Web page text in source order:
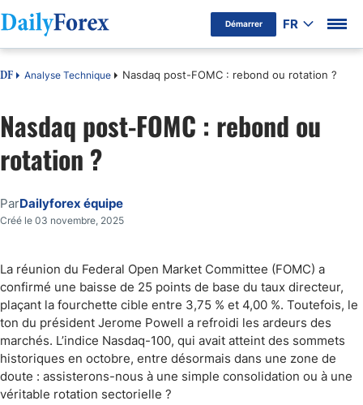
Démarrer FR
DF Analyse Technique Nasdaq post-FOMC : rebond ou rotation ?
Nasdaq post-FOMC : rebond ou
rotation ?
ParDailyforex équipe
Créé le 03 novembre, 2025
La réunion du Federal Open Market Committee (FOMC) a
confirmé une baisse de 25 points de base du taux directeur,
plaçant la fourchette cible entre 3,75 % et 4,00 %. Toutefois, le
ton du président Jerome Powell a refroidi les ardeurs des
marchés. L’indice Nasdaq-100, qui avait atteint des sommets
historiques en octobre, entre désormais dans une zone de
doute : assisterons-nous à une simple consolidation ou à une
véritable rotation sectorielle ?